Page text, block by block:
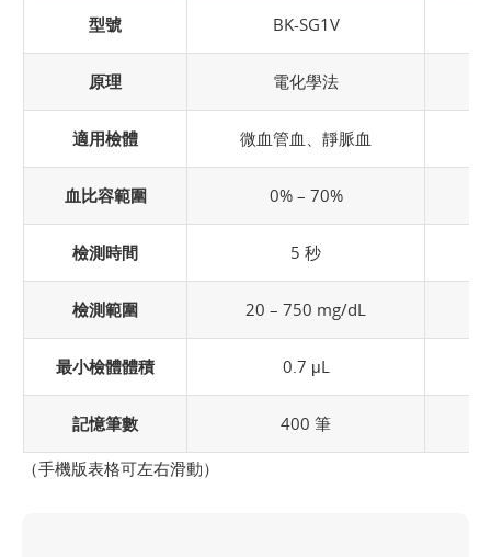
型號 BK-SG1V
原理 電化學法
適用檢體 微血管血、靜脈血
血比容範圍 0% – 70%
檢測時間 5 秒
檢測範圍 20 – 750 mg/dL
最小檢體體積 0.7 μL
記憶筆數 400 筆
（手機版表格可左右滑動）